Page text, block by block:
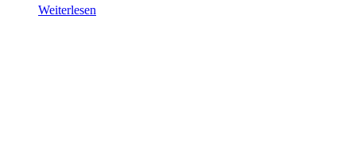
Weiterlesen